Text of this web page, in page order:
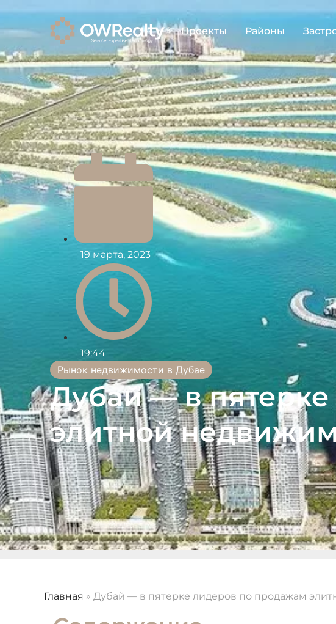
Проекты Районы
19 марта, 2023
19:44
Рынок недвижимости в Дубае
Дубай — в
элитной
Главная » Дубай — в пятерке лидеров по продажам